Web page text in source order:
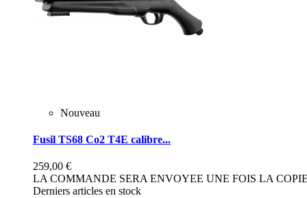
Nouveau
Fusil TS68 Co2 T4E calibre...
259,00 €
LA COMMANDE SERA ENVOYEE UNE FOIS LA
Derniers articles en stock